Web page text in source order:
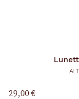
29,00 €